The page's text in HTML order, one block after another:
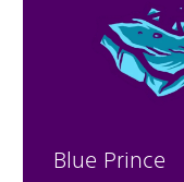
Blue Prince